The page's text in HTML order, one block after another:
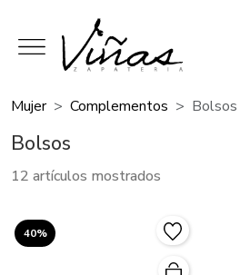
Mujer Complementos Bolsos
Bolsos
12 artículos mostrados
40%